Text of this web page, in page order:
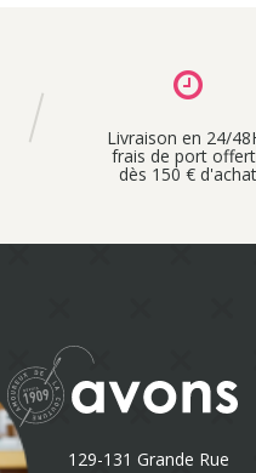
Livraison en 24/
frais de port
dès 150 € d'achat
129-131 Grande Rue